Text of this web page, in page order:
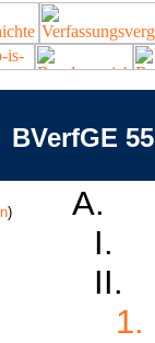
BVerfGE
)
A.
I.
II.
1.